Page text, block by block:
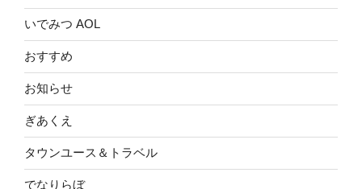
いでみつ AOL
おすすめ
お知らせ
ぎあくえ
タウンユース＆トラベル
でなりらぼ